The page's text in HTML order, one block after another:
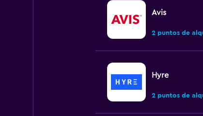
Avis
2 puntos de
Hyre
2 puntos de